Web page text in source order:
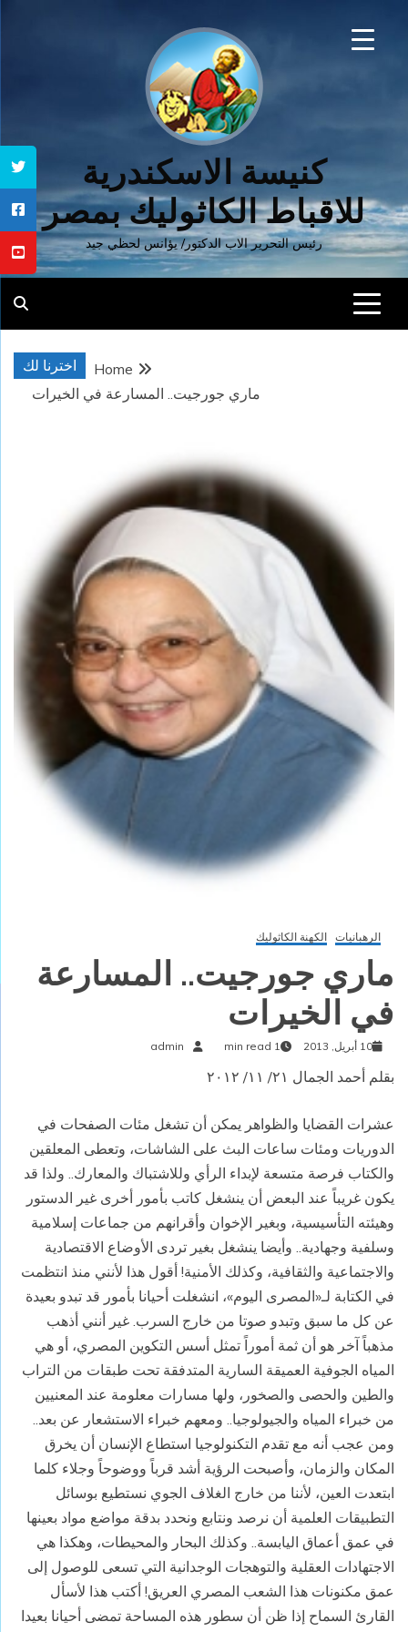
كنيسة الاسكندرية
للاقباط الكاثوليك بمصر
رئيس التحرير الاب الدكتور/ يؤانس لحظي جيد
اخترنا لك
Home
ماري جورجيت.. المسارعة في الخيرات
الرهبانيات الكهنة الكاثوليك
ماري جورجيت.. المسارعة
في الخيرات
10 أبريل, 2013 1 min read
admin
بقلم أحمد الجمال ٢١/ ١١/ ٢٠١٢
عشرات القضايا والظواهر يمكن أن تشغل مئات الصفحات في
الدوريات ومئات ساعات البث على الشاشات، وتعطى المعلقين
والكتاب فرصة متسعة لإبداء الرأي وللاشتباك والمعارك.. ولذا قد
يكون غريباً عند البعض أن ينشغل كاتب بأمور أخرى غير الدستور
وهيئته التأسيسية، وبغير الإخوان وأقرانهم من جماعات إسلامية
وسلفية وجهادية.. وأيضا ينشغل بغير تردى الأوضاع الاقتصادية
والاجتماعية والثقافية، وكذلك الأمنية! أقول هذا لأنني منذ انتظمت
في الكتابة لـ«المصرى اليوم»، انشغلت أحيانا بأمور قد تبدو بعيدة
عن كل ما سبق وتبدو صوتا من خارج السرب. غير أنني أذهب
مذهباً آخر هو أن ثمة أموراً تمثل أسس التكوين المصري، أو هي
المياه الجوفية العميقة السارية المتدفقة تحت طبقات من التراب
والطين والحصى والصخور، ولها مسارات معلومة عند المعنيين
من خبراء المياه والجيولوجيا.. ومعهم خبراء الاستشعار عن بعد..
ومن عجب أنه مع تقدم التكنولوجيا استطاع الإنسان أن يخرق
المكان والزمان، وأصبحت الرؤية أشد قرباً ووضوحاً وجلاء كلما
ابتعدت العين، لأننا من خارج الغلاف الجوي نستطيع بوسائل
التطبيقات العلمية أن نرصد ونتابع ونحدد بدقة مواضع مواد بعينها
في عمق أعماق اليابسة.. وكذلك البحار والمحيطات، وهكذا هي
الاجتهادات العقلية والتوهجات الوجدانية التي تسعى للوصول إلى
عمق مكنونات هذا الشعب المصري العريق! أكتب هذا لأسأل
القارئ السماح إذا ظن أن سطور هذه المساحة تمضى أحيانا بعيدا